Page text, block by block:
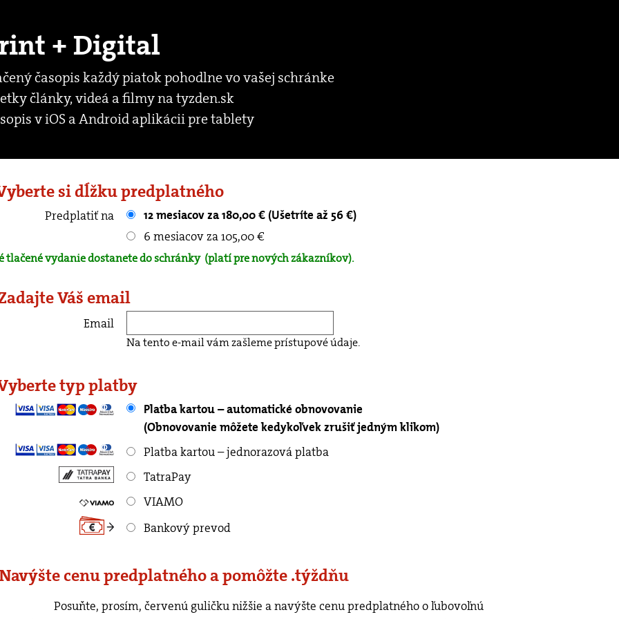
+ Digital
časopis každý piatok pohodlne vo vašej schránke
články, videá a filmy na tyzden.sk
v iOS a Android aplikácii pre tablety
si dĺžku predplatného
Predplatiť na
12 mesiacov za 180,00 € (Ušetríte až 56 €)
6 mesiacov za 105,00 €
tlačené vydanie dostanete do schránky (platí pre nových zákazníkov).
Váš email
Email
Na tento e-mail vám zašleme prístupové údaje.
typ platby
Platba kartou – automatické obnovovanie
(Obnovovanie môžete kedykoľvek zrušiť jedným klikom)
Platba kartou – jednorazová platba
TatraPay
VIAMO
Bankový prevod
cenu predplatného a pomôžte .týždňu